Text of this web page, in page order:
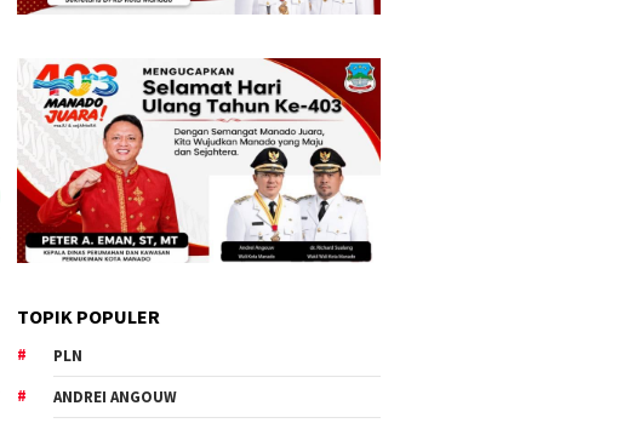
TOPIK POPULER
PLN
ANDREI ANGOUW